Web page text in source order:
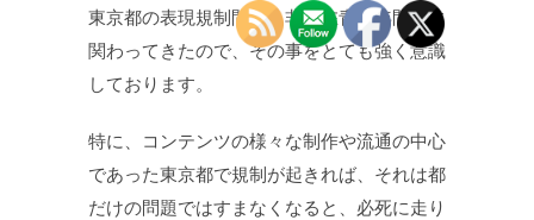
東京都の表現規制問題、非実在青少年問題に
関わってきたので、その事をとても強く意識
しております。
特に、コンテンツの様々な制作や流通の中心
であった東京都で規制が起きれば、それは都
だけの問題ではすまなくなると、必死に走り